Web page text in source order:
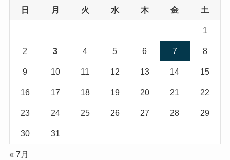
日 月 火 水 木 金 土
1
2 3 4 5 6 7 8
9 10 11 12 13 14 15
16 17 18 19 20 21 22
23 24 25 26 27 28 29
30 31
« 7月